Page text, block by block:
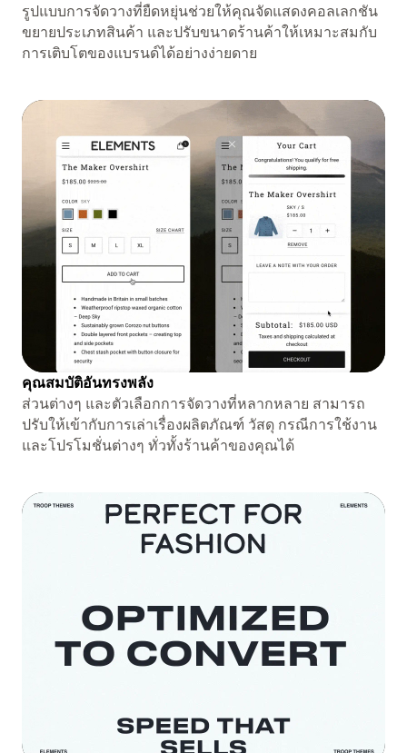
รูปแบบการจัดวางที่ยืดหยุ่นช่วยให้คุณจัดแสดงคอลเลกชัน
ขยายประเภทสินค้า และปรับขนาดร้านค้าให้เหมาะสมกับ
การเติบโตของแบรนด์ได้อย่างง่ายดาย
คุณสมบัติอันทรงพลัง
ส่วนต่างๆ และตัวเลือกการจัดวางที่หลากหลาย สามารถ
ปรับให้เข้ากับการเล่าเรื่องผลิตภัณฑ์ วัสดุ กรณีการใช้งาน
และโปรโมชั่นต่างๆ ทั่วทั้งร้านค้าของคุณได้